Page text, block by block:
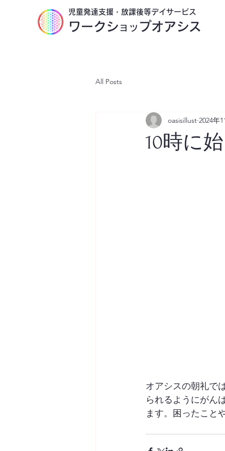
​児童発達支援・放課後等デイサービス
ワークシ ョッ プオアシス
All Posts
10時に
oasisillust 2024年
オアシスの朝礼で
られるようにがん
ます。困ったこと